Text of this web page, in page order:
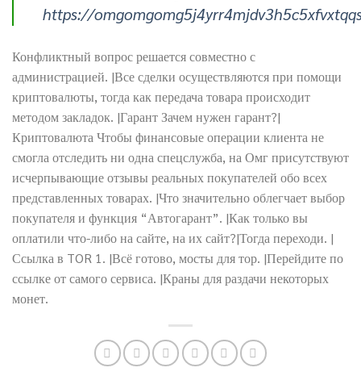
https://
Конфликтный вопрос решается совместно с
администрацией. |Все сделки осуществляются при помощи
криптовалюты, тогда как передача товара происходит
методом закладок. |Гарант Зачем нужен гарант?|
Криптовалюта Чтобы финансовые операции клиента не
смогла отследить ни одна спецслужба, на Омг присутствуют
исчерпывающие отзывы реальных покупателей обо всех
представленных товарах. |Что значительно облегчает выбор
покупателя и функция “Автогарант”. |Как только вы
оплатили что-либо на сайте, на их сайт?|Тогда переходи. |
Ссылка в TOR 1. |Всё готово, мосты для тор. |Перейдите по
ссылке от самого сервиса. |Краны для раздачи некоторых
монет.